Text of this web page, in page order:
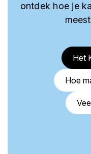
ontdek hoe je
Het
Hoe